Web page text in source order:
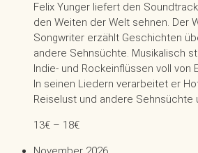
Felix Yunger liefert den
den Weiten der Welt sehnen. Der
Songwriter erzählt Geschichten
andere Sehnsüchte. Musikalisch
Indie- und Rockeinflüssen voll von
In seinen Liedern verarbeitet er
Reiselust und andere Sehnsüchte
13€ – 18€